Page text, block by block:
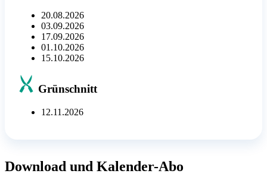
20.08.2026
03.09.2026
17.09.2026
01.10.2026
15.10.2026
Grünschnitt
12.11.2026
Download und Kalender-Abo